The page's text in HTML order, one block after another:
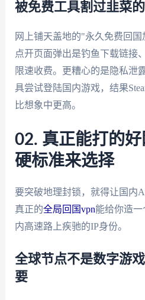
被免费工具割过韭菜
网上铺天盖地的"永久免费回国
点开页面弹出是钓鱼下载链接
限速收费。更糟心的是隐私泄
具尝试登陆国内游戏，结果
比想象中更高。
02. 真正能打的
硬标准来选择
要突破地理封锁，就得让国内
真正的全局回国vpn能给你造
内高速路上疾驰的IP身份。
全球节点不是数字游
要